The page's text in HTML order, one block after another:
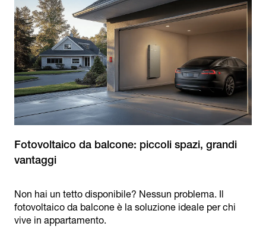
Fotovoltaico da balcone: piccoli spazi, grandi
Non hai un tetto disponibile? Nessun problema. Il
fotovoltaico da balcone è la soluzione ideale per chi
vive in appartamento.